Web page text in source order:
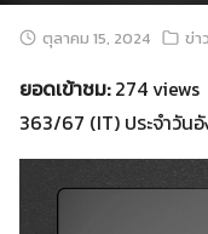
ตุลาคม 15, 2024 ข่า
ยอดเข้าชม:274 views
363/67 (IT) ประจำวัน